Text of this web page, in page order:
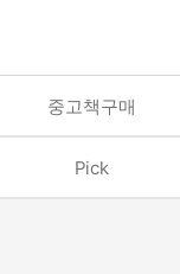
중고책구매
Pick